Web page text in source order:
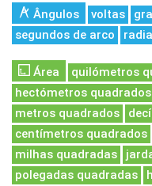
Ângulos voltas
segundos de arco
Área
quilómetros
hectómetros quadrados
metros quadrados
centímetros quadrados
milhas quadradas
polegadas quadradas